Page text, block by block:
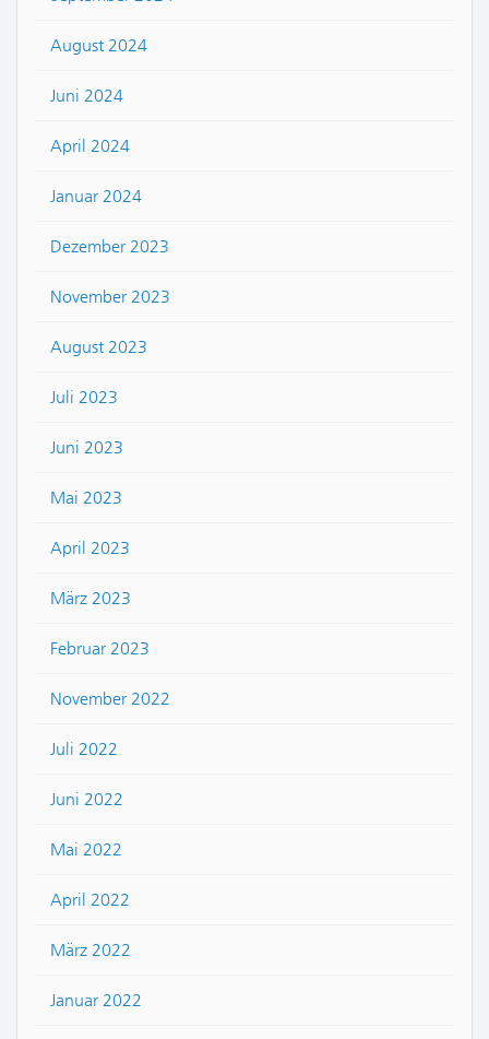
August 2024
Juni 2024
April 2024
Januar 2024
Dezember 2023
November 2023
August 2023
Juli 2023
Juni 2023
Mai 2023
April 2023
März 2023
Februar 2023
November 2022
Juli 2022
Juni 2022
Mai 2022
April 2022
März 2022
Januar 2022